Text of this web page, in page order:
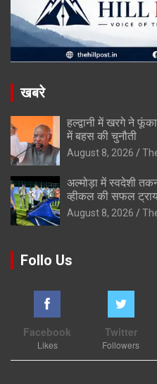
खबरे
हल्द्वानी में खरगे ने
में बहस की चुनौती
August 8, 2026
अल्मोड़ा में स्वदेशी
व्हीकल की सफल
August 8, 2026
Follo Us
Facebook
Likes
Twitter
Followers